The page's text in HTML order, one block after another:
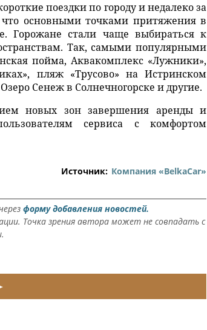
поездки по городу и недалеко за
что основными точками притяжения в
Горожане стали чаще выбираться к
Так, самыми популярными
пойма, Аквакомплекс «Лужники»,
пляж «Трусово» на Истринском
Сенеж в Солнечногорске и другие.
новых зон завершения аренды и
сервиса с комфортом
Источник: Компания «BelkaCar»
форму добавления новостей.
Точка зрения автора может не совпадать с